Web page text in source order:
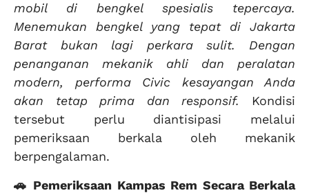
mobil di bengkel spesialis tepercaya.
Menemukan bengkel yang tepat di Jakarta
Barat bukan lagi perkara sulit. Dengan
penanganan mekanik ahli dan peralatan
modern, performa Civic kesayangan Anda
akan tetap prima dan responsif.
Kondisi
tersebut perlu diantisipasi melalui
pemeriksaan berkala oleh mekanik
berpengalaman.
🚗 Pemeriksaan Kampas Rem Secara Berkala